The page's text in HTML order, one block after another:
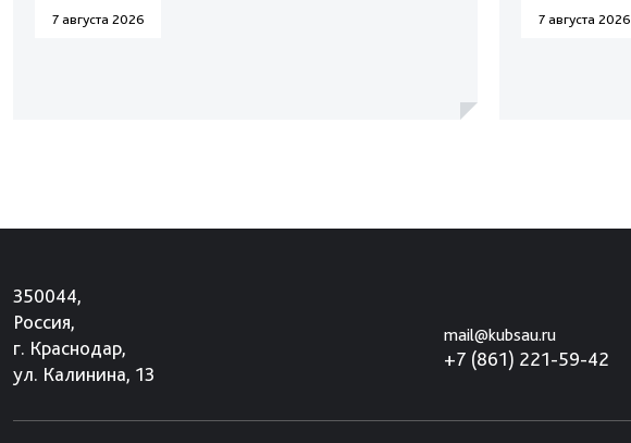
7 августа 2026 7 августа 2026
350044,
Россия,
г. Краснодар,
ул. Калинина, 13
mail@kubsau.ru
+7 (861) 221-59-42